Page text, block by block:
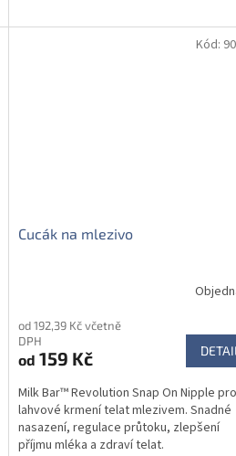
Cucák na mlezivo
od 192,39 Kč včetně
DPH
od 159 Kč DETAIL
Milk Bar™ Revolution Snap On Nipple pro
lahvové krmení telat mlezivem. Snadné
nasazení, regulace průtoku, zlepšení
příjmu mléka a zdraví telat.
Kód: